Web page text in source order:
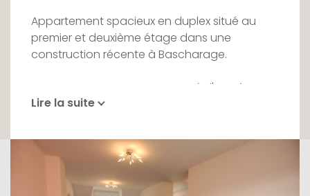
Appartement spacieux en duplex situé au
premier et deuxième étage dans une
construction récente à Bascharage.
Cet appartement est composé d'un très
grand living - salle à manger, d'une cuisine
d'une salle de bain et d'une buanderie
(Possibilité d'aménager une troisième
chambre). Il y a un balcon à chaque étage.
et une cave en sous-sol est a votre.
Lire la suite